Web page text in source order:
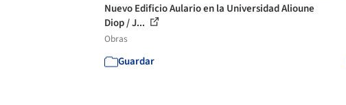
Nuevo Edificio Aulario en la Universidad Alioune
Diop / J...
Obras
Guardar